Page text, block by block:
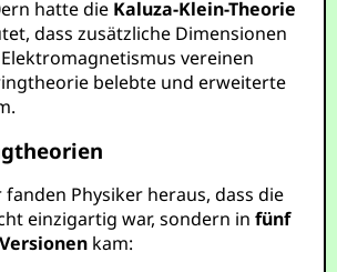
hatte die Kaluza-Klein-Theorie
dass zusätzliche Dimensionen
vereinen
belebte und erweiterte
Physiker heraus, dass die
einzigartig war, sondern infünf
kam: